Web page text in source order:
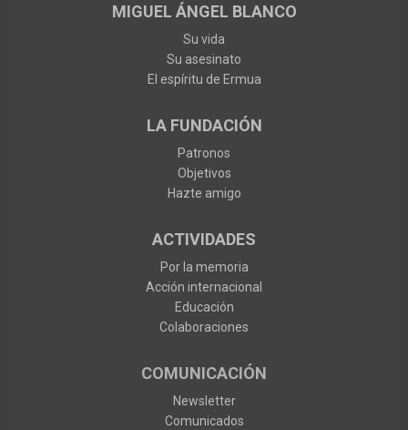
MIGUEL ÁNGEL BLANCO
Su vida
Su asesinato
El espíritu de Ermua
LA FUNDACIÓN
Patronos
Objetivos
Hazte amigo
ACTIVIDADES
Por la memoria
Acción internacional
Educación
Colaboraciones
COMUNICACIÓN
Newsletter
Comunicados